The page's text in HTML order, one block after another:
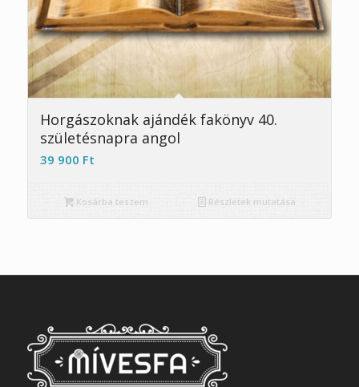
Horgászoknak ajándék fakönyv 40.
születésnapra angol
39 900 Ft
Kosárba teszem Részletek mutatása